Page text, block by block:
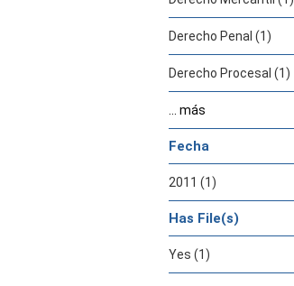
Derecho Penal (1)
Derecho Procesal (1)
... más
Fecha
2011 (1)
Has File(s)
Yes (1)